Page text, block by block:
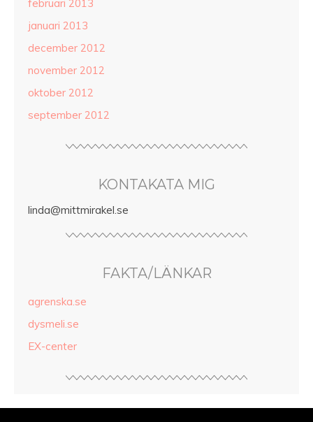
februari 2013
januari 2013
december 2012
november 2012
oktober 2012
september 2012
KONTAKATA MIG
linda@mittmirakel.se
FAKTA/LÄNKAR
agrenska.se
dysmeli.se
EX-center